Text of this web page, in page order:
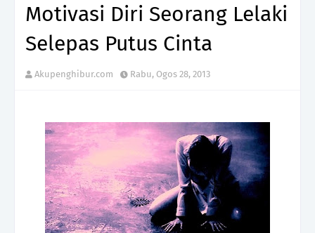
Motivasi Diri Seorang Lelaki
Selepas Putus Cinta
Akupenghibur.com Rabu, Ogos 28, 2013